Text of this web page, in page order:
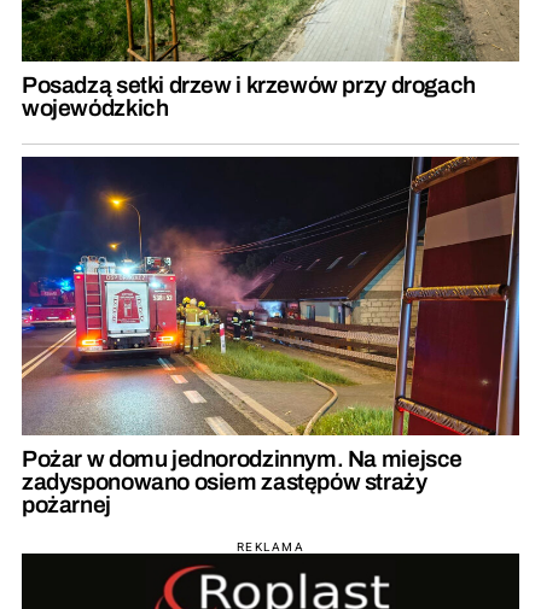
Posadzą setki drzew i krzewów przy drogach
wojewódzkich
Pożar w domu jednorodzinnym. Na miejsce
zadysponowano osiem zastępów straży
pożarnej
REKLAMA